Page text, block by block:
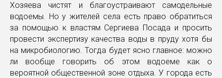
Хозяева чистят и благоустраивают самодельные
водоемы. Но у жителей села есть право обратиться
за помощью к властям Сергиева Посада и просить
провести экспертизу качества воды в пруду хотя бы
на микробиологию. Тогда будет ясно главное: можно
ли вообще говорить об этом водоеме как о
вероятной общественной зоне отдыха. У города есть